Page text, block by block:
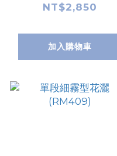
NT$2,850
加入購物車